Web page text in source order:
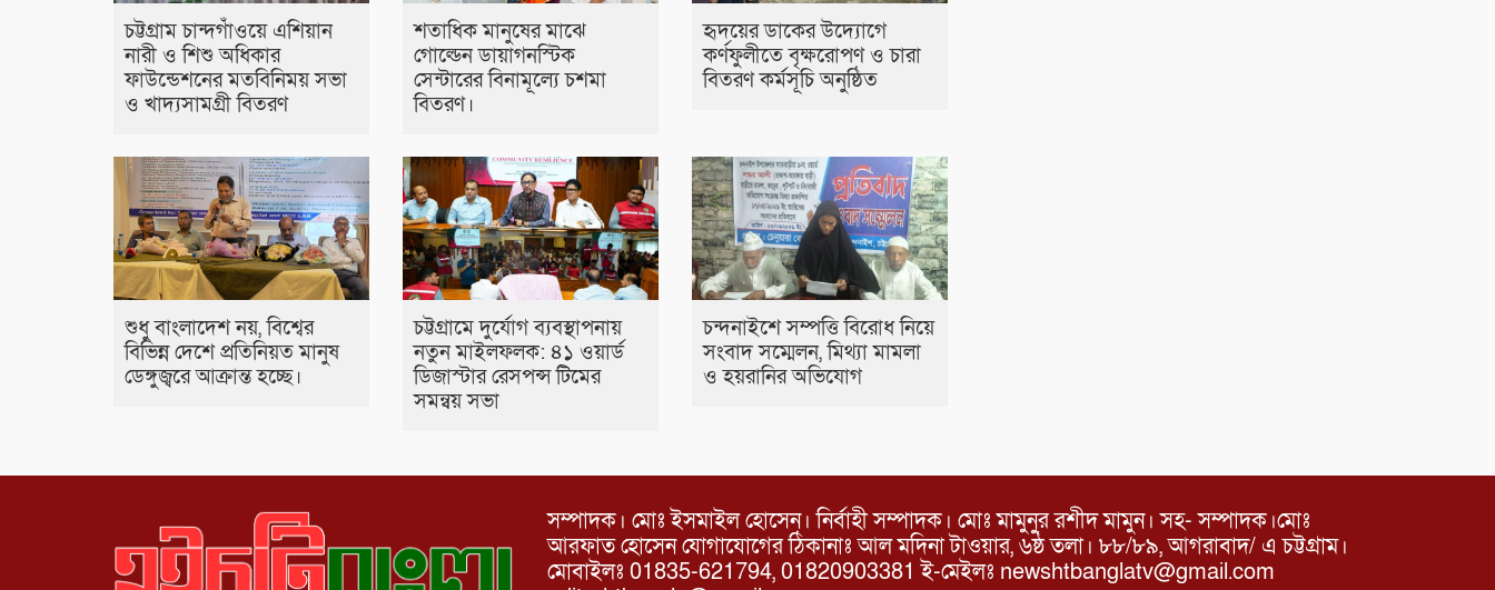
চট্টগ্রাম চান্দগাঁওয়ে এশিয়ান
নারী ও শিশু অধিকার
ফাউন্ডেশনের মতবিনিময় সভা
ও খাদ্যসামগ্রী বিতরণ
শতাধিক মানুষের মাঝে
গোল্ডেন ডায়াগনস্টিক
সেন্টারের বিনামূল্যে চশমা
বিতরণ।
হৃদয়ের ডাকের উদ্যোগে
কর্ণফুলীতে বৃক্ষরোপণ ও চারা
বিতরণ কর্মসূচি অনুষ্ঠিত
শুধু বাংলাদেশ নয়, বিশ্বের
বিভিন্ন দেশে প্রতিনিয়ত মানুষ
ডেঙ্গুজ্বরে আক্রান্ত হচ্ছে।
চট্টগ্রামে দুর্যোগ ব্যবস্থাপনায়
নতুন মাইলফলক: ৪১ ওয়ার্ড
ডিজাস্টার রেসপন্স টিমের
সমন্বয় সভা
চন্দনাইশে সম্পত্তি বিরোধ নিয়ে
সংবাদ সম্মেলন, মিথ্যা মামলা
ও হয়রানির অভিযোগ
সম্পাদক। মোঃ ইসমাইল হোসেন। নির্বাহী সম্পাদক। মোঃ মামুনুর রশীদ মামুন। সহ- সম্পাদক।মোঃ
আরফাত হোসেন যোগাযোগের ঠিকানাঃ আল মদিনা টাওয়ার, ৬ষ্ঠ তলা। ৮৮/৮৯, আগরাবাদ/ এ চট্টগ্রাম।
মোবাইলঃ 01835-621794, 01820903381 ই-মেইলঃ newshtbanglatv@gmail.com